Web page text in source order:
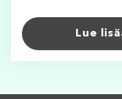
Lue